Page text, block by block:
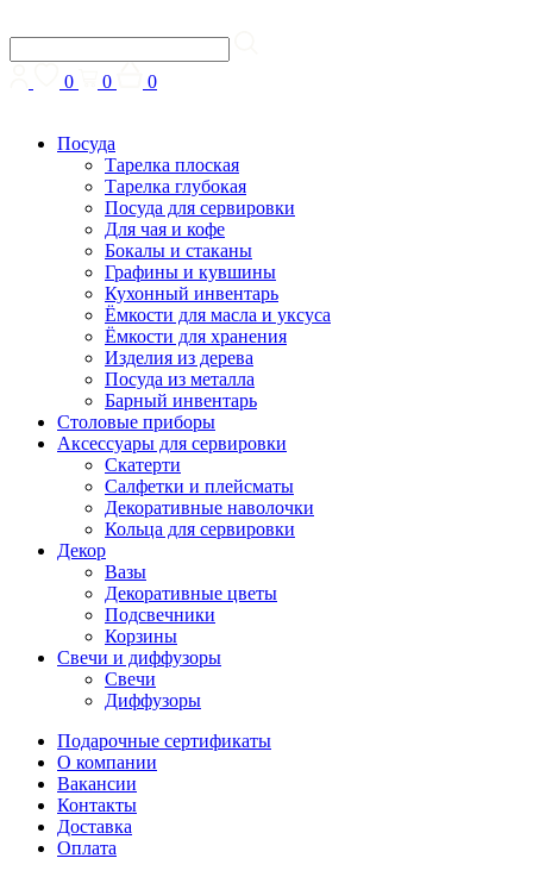
0 0 0
Посуда
Тарелка плоская
Тарелка глубокая
Посуда для сервировки
Для чая и кофе
Бокалы и стаканы
Графины и кувшины
Кухонный инвентарь
Ёмкости для масла и уксуса
Ёмкости для хранения
Изделия из дерева
Посуда из металла
Барный инвентарь
Столовые приборы
Аксессуары для сервировки
Скатерти
Cалфетки и плейсматы
Декоративные наволочки
Кольца для сервировки
Декор
Вазы
Декоративные цветы
Подсвечники
Корзины
Свечи и диффузоры
Свечи
Диффузоры
Подарочные сертификаты
О компании
Вакансии
Контакты
Доставка
Оплата